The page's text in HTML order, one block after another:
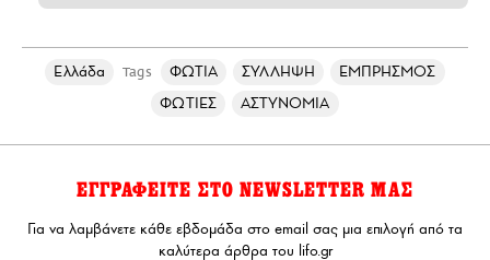
Ελλάδα Tags ΦΩΤΙΑ ΣΥΛΛΗΨΗ
ΕΜΠΡΗΣΜΟΣ
ΦΩΤΙΕΣ
ΑΣΤΥΝΟΜΙΑ
ΕΓΓΡΑΦΕΙΤΕ ΣΤΟ NEWSLETTER ΜΑΣ
Για να λαμβάνετε κάθε εβδομάδα στο email σας μια επιλογή από τα
καλύτερα άρθρα του lifo.gr